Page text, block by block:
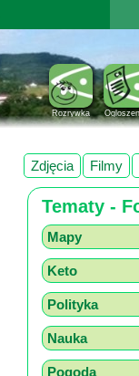
Rozrywka
Zdjęcia Filmy
Tematy -
Mapy
Keto
Polityka
Nauka
Pogoda